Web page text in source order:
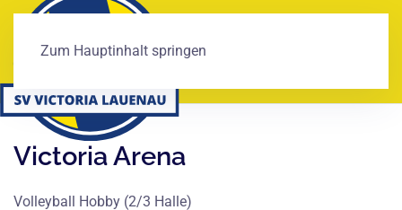
Zum Hauptinhalt springen
Victoria Arena
Volleyball Hobby (2/3 Halle)